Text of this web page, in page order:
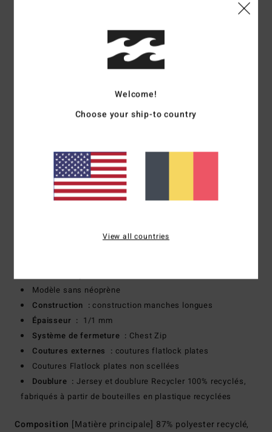
Details & caractéristiques
Veste de combinaison avec zip sur le devant Noir
Code couleur
Collection :Collection Surf Capsule
Matière :Matière extérieuree Upcycler Pro Stretch
Textiles post consommation 100% upcyclés
Matière intérieure en jersey Silicon Stretch recyclé
Modèle sans néoprène
Construction :construction manches longues
Épaisseur : 1/1 mm
Système de fermeture : Chest Zip
Coutures externes : coutures flatlock plates
Coutures Flatlock plates non scellées
Doublure :Jersey et doublure Recycler 100% recyclés,
fabriqués à partir de bouteilles en plastique recyclées
Composition [Matière principale] 87% polyester recyclé,
Welcome!
Choose your ship-to country
View all countries